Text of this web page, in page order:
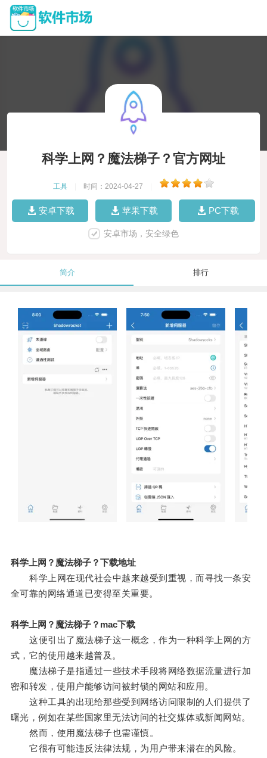
科学上网？魔法梯子？官方网址
工具 时间：2024-04-27
安卓下载 苹果下载 PC下载
安卓市场，安全绿色
简介 排行
科学上网？魔法梯子？下载地址
科学上网在现代社会中越来越受到重视，而寻找一条安
全可靠的网络通道已变得至关重要。
科学上网？魔法梯子？mac下载
这便引出了魔法梯子这一概念，作为一种科学上网的方
式，它的使用越来越普及。
魔法梯子是指通过一些技术手段将网络数据流量进行加
密和转发，使用户能够访问被封锁的网站和应用。
这种工具的出现给那些受到网络访问限制的人们提供了
曙光，例如在某些国家里无法访问的社交媒体或新闻网站。
然而，使用魔法梯子也需谨慎。
它很有可能违反法律法规，为用户带来潜在的风险。